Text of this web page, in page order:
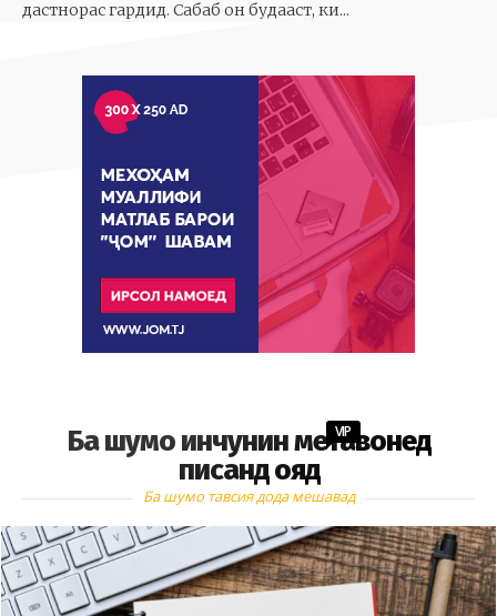
дастнорас гардид. Сабаб он будааст, ки...
Ба шумо инчунин метавонед
писанд ояд
VIP
Ба шумо тавсия дода мешавад